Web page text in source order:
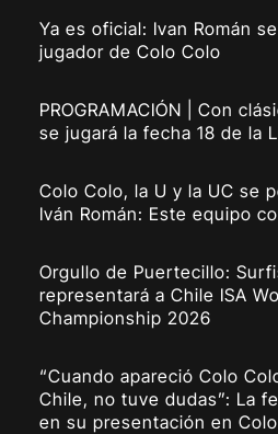
Ya es oficial: Ivan Román
jugador de Colo Colo
PROGRAMACIÓN | Con
se jugará la fecha 18 de la
Colo Colo, la U y la UC se
Iván Román: Este equipo
Orgullo de Puertecillo:
representará a Chile ISA
Championship 2026
“Cuando apareció Colo
Chile, no tuve dudas”: La
en su presentación en